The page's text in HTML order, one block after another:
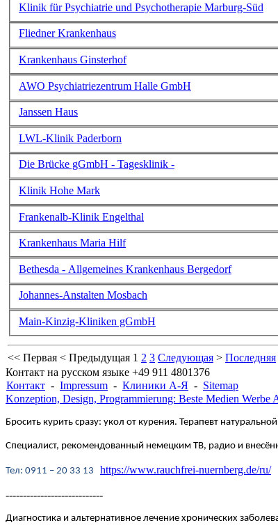
Klinik für Psychiatrie und Psychotherapie Marburg-Süd
Fliedner Krankenhaus
Krankenhaus Ginsterhof
AWO Psychiatriezentrum Halle GmbH
Janssen Haus
LWL-Klinik Paderborn
Die Brücke gGmbH - Tagesklinik -
Klinik Hohe Mark
Frankenalb-Klinik Engelthal
Krankenhaus Maria Hilf
Bethesda - Allgemeines Krankenhaus Bergedorf
Johannes-Anstalten Mosbach
Main-Kinzig-Kliniken gGmbH
<< Первая < Предыдущая 1 2 3 Следующая > Последняя
Контакт на русском языке +49 911 4801376
Контакт - Impressum - Клиники А-Я - Sitemap
Konzeption, Design, Programmierung: Beste Medien Werbe
Бросить курить сразу: укол от курения. Терапевт
Специалист, рекомендованный немецким ТВ, радио и
Teл: 0911 – 20 33 13 https://www.rauchfrei-nuernberg.de/ru/
----------------------------
Диагностика и альтернативное лечение хронических